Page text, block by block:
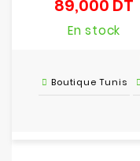
89,000 DT
En stock
Boutique Tunis